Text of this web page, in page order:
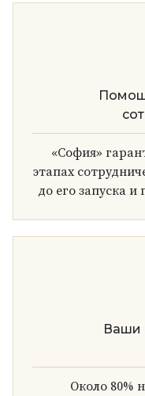
«София»
этапах
до его запуска
Ваши
Около 80%